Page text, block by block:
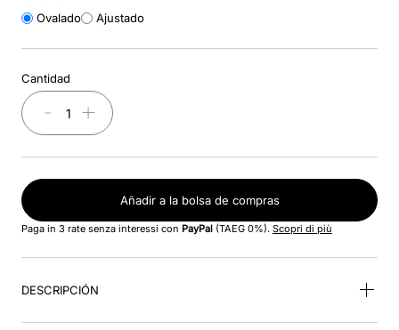
Ovalado
Ajustado
Cantidad
＋
－
Añadir a la bolsa de compras
Paga in 3 rate senza interessi con PayPal (TAEG 0%). Scopri di più
DESCRIPCIÓN